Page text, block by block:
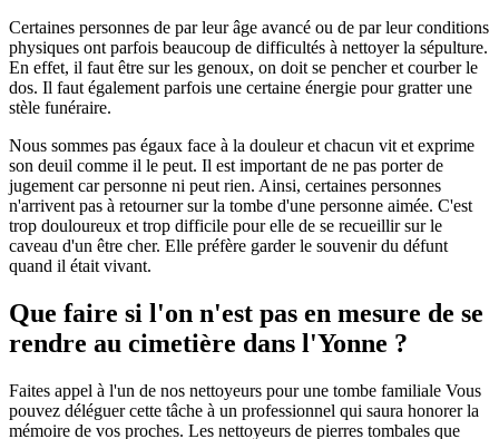
Certaines personnes de par leur âge avancé ou de par leur conditions
physiques ont parfois beaucoup de difficultés à nettoyer la sépulture.
En effet, il faut être sur les genoux, on doit se pencher et courber le
dos. Il faut également parfois une certaine énergie pour gratter une
stèle funéraire.
Nous sommes pas égaux face à la douleur et chacun vit et exprime
son deuil comme il le peut. Il est important de ne pas porter de
jugement car personne ni peut rien. Ainsi, certaines personnes
n'arrivent pas à retourner sur la tombe d'une personne aimée. C'est
trop douloureux et trop difficile pour elle de se recueillir sur le
caveau d'un être cher. Elle préfère garder le souvenir du défunt
quand il était vivant.
Que faire si l'on n'est pas en mesure de se
rendre au cimetière dans l'Yonne ?
Faites appel à l'un de nos nettoyeurs pour une tombe familiale Vous
pouvez déléguer cette tâche à un professionnel qui saura honorer la
mémoire de vos proches. Les nettoyeurs de pierres tombales que